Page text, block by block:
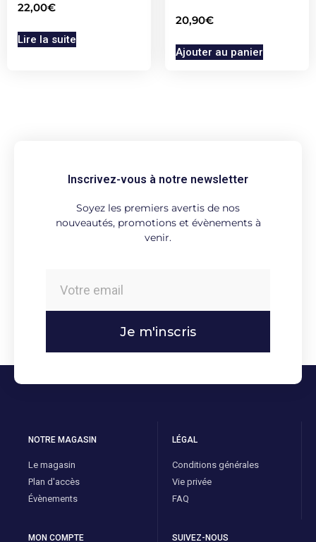
22,00€
Lire la suite
20,90€
Ajouter au panier
Inscrivez-vous à notre newsletter
Soyez les premiers avertis de nos
nouveautés, promotions et évènements à
venir.
Je m'inscris
NOTRE MAGASIN
Le magasin
Plan d'accès
Évènements
LÉGAL
Conditions générales
Vie privée
FAQ
MON COMPTE SUIVEZ-NOUS